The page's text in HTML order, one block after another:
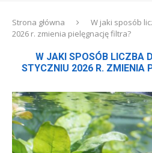
Strona główna
W jaki sposób
2026 r. zmienia pielęgnację filtra?
W JAKI SPOSÓB LICZBA
STYCZNIU 2026 R. ZMIENIA